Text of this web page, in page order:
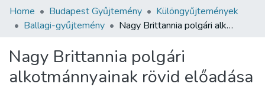
Communities & Collections
Statistics
About us
Home Budapest Gyűjtemény
Különgyűjtemények
Ballagi-gyűjtemény
Nagy Brittannia polgári alkotmánnyainak rövid előadása
Nagy Brittannia polgári
alkotmánnyainak rövid előadása